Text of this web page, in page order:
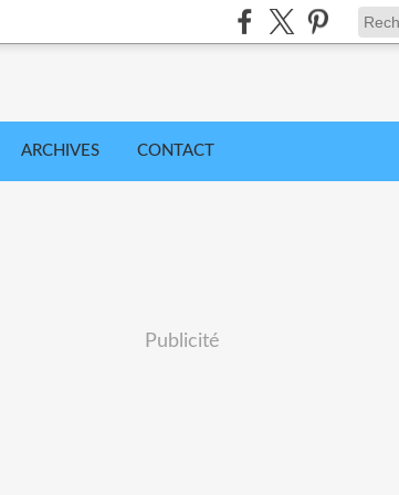
ARCHIVES CONTACT
Publicité